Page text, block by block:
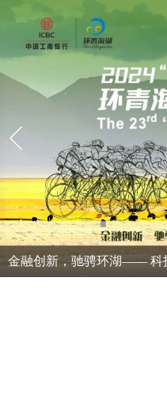
金融创新，驰骋环湖—— 科